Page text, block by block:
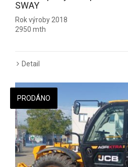
SWAY
Rok výroby 2018
2950 mth
Detail
PRODÁNO